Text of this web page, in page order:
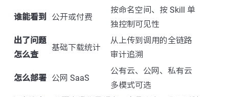
谁能看到 公开或付费
按命名空间、按 Skill 单
独控制可见性
出了问题
怎么查
基础下载统计
从上传到调用的全链路
审计追溯
怎么部署 公网 SaaS
公有云、公网、私有云
多模式可选